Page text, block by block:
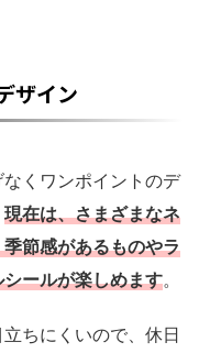
ザイン
くワンポイントのデ
現在は、さまざまなネ
節感があるものやラ
ールが楽しめます。
ちにくいので、休日